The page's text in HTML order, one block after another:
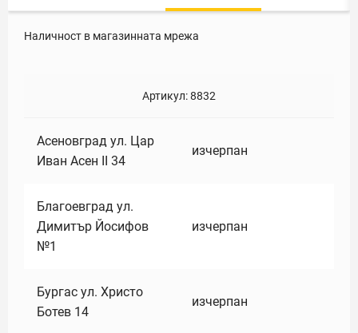
Наличност в магазинната мрежа
Артикул:8832
Асеновград ул. Цар
Иван Асен II 34
изчерпан
Благоевград ул.
Димитър Йосифов
№1
изчерпан
Бургас ул. Христо
Ботев 14
изчерпан